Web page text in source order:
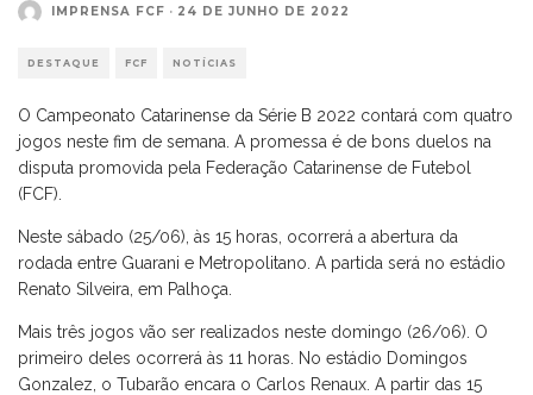
IMPRENSA FCF · 24 DE JUNHO DE 2022
DESTAQUE FCF NOTÍCIAS
O Campeonato Catarinense da Série B 2022 contará com quatro
jogos neste fim de semana. A promessa é de bons duelos na
disputa promovida pela Federação Catarinense de Futebol
(FCF).
Neste sábado (25/06), às 15 horas, ocorrerá a abertura da
rodada entre Guarani e Metropolitano. A partida será no estádio
Renato Silveira, em Palhoça.
Mais três jogos vão ser realizados neste domingo (26/06). O
primeiro deles ocorrerá às 11 horas. No estádio Domingos
Gonzalez, o Tubarão encara o Carlos Renaux. A partir das 15